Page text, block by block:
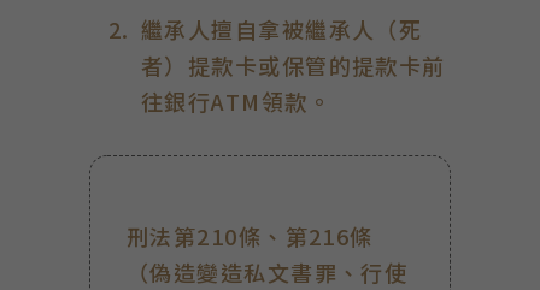
繼承人擅自拿被繼承人（死
者）提款卡或保管的提款卡前
往銀行ATM領款。
刑法第210條、第216條
（偽造變造私文書罪、行使